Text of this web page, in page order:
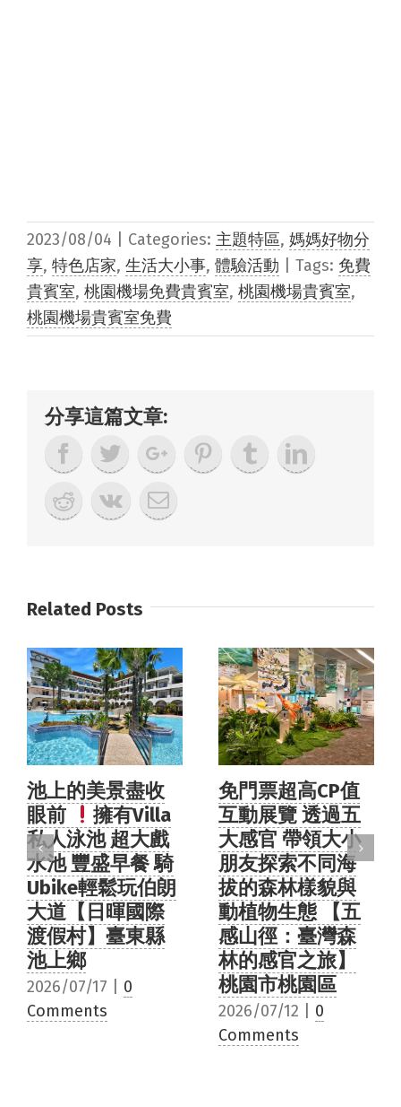
2023/08/04 Categories: 主題特區, 媽媽好物分
享, 特色店家, 生活大小事, 體驗活動 Tags: 免費
貴賓室, 桃園機場免費貴賓室, 桃園機場貴賓室,
桃園機場貴賓室免費
分享這篇文章:
Related Posts
免門票超高CP值
互動展覽 透過五
大感官 帶領大小
朋友探索不同海
拔的森林樣貌與
動植物生態 【五
感山徑：臺灣森
林的感官之旅】
桃園市桃園區
2026/07/12
飛機迷必訪免費
景點
邊看飛機
起降邊品嚐復古
美食金仙滷肉飯
【第二航廈觀景
台】桃園市大園
區
2026/06/16 | 0
Comments